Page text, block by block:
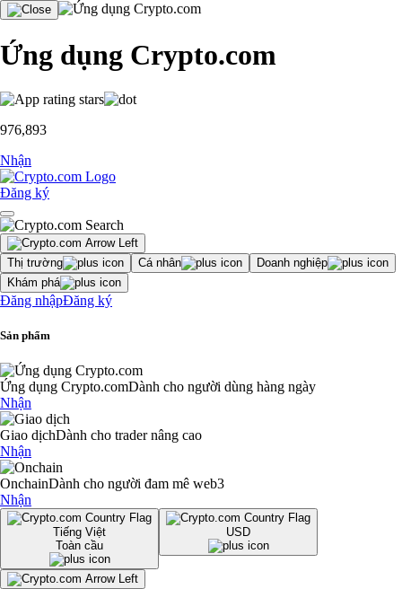
Ứng dụng Crypto.com
976,893
Nhận
Đăng ký
Thị trường Cá nhân
Doanh nghiệp
Khám phá
Đăng nhậpĐăng ký
Sản phẩm
Ứng dụng Crypto.comDành cho người dùng hàng ngày
Nhận
Giao dịchDành cho trader nâng cao
Nhận
OnchainDành cho người đam mê web3
Nhận
Tiếng Việt
Toàn cầu
USD